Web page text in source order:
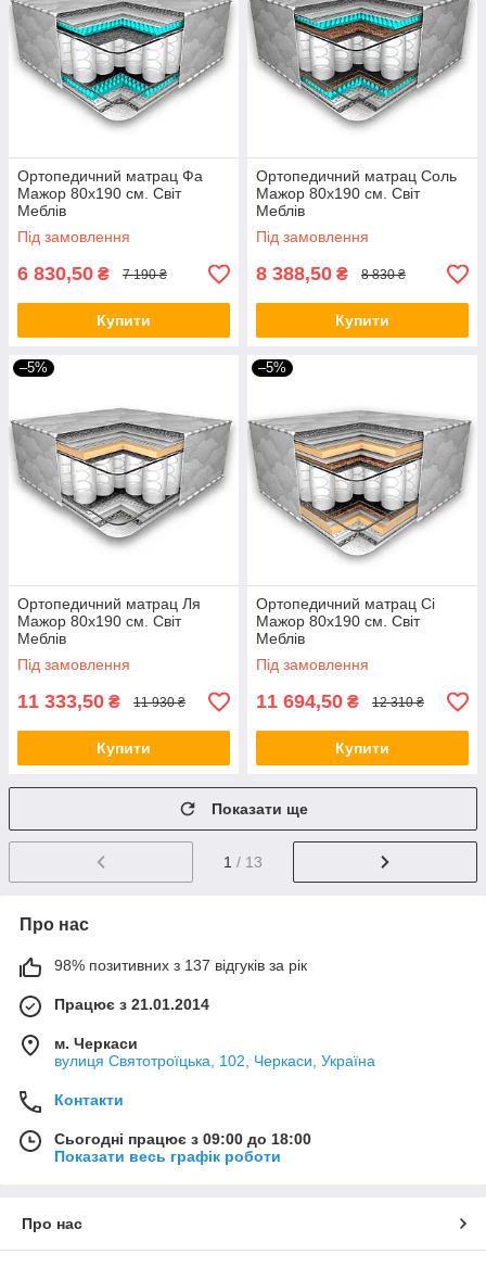
Ортопедичний матрац Фа
Мажор 80х190 см. Світ
Меблів
Під замовлення
6 830,50 ₴ 7 190 ₴
Купити
Ортопедичний матрац Соль
Мажор 80х190 см. Світ
Меблів
Під замовлення
8 388,50 ₴ 8 830 ₴
Купити
–5%
Ортопедичний матрац Ля
Мажор 80х190 см. Світ
Меблів
Під замовлення
11 333,50 ₴ 11 930 ₴
Купити
–5%
Ортопедичний матрац Сі
Мажор 80х190 см. Світ
Меблів
Під замовлення
11 694,50 ₴ 12 310 ₴
Купити
Показати ще
1 / 13
Про нас
98% позитивних з 137 відгуків за рік
Працює з 21.01.2014
м. Черкаси
вулиця Святотроїцька, 102, Черкаси, Україна
Контакти
Сьогодні працює з 09:00 до 18:00
Показати весь графік роботи
Про нас